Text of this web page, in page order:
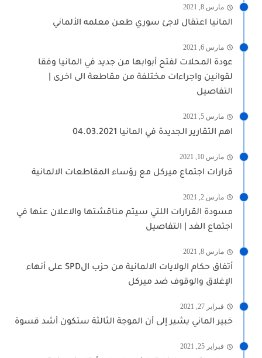
مارس 8, 2021
المانيا اعتقال لاجئ سوري طعن معلمه الألماني
مارس 6, 2021
عودة المحلات لفتح أبوابها من جديد في المانيا وفقا
لقوانين واجراءات مختلفة من مقاطعة الى اخرى |
التفاصيل
مارس 5, 2021
اهم التقارير الجديدة في المانيا 04.03.2021
مارس 10, 2021
قرارات اجتماع ميركل مع رؤساء المقاطعات الالمانية
مارس 2, 2021
مسودة القرارات اللتي سيتم مناقشتها والاعلان عنها في
اجتماع الغد | التفاصيل
مارس 8, 2021
أتفاق حكام الولايات الالمانية من حزب الSPD على أنهاء
الإغلاق والوقوف ضد ميركل
فبراير 27, 2021
خبير الماني يشير إلى أن الموجة الثالثة ستكون أشد قسوة
فبراير 25, 2021